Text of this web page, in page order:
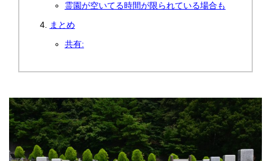
霊園が空いてる時間が限られている場合も
まとめ
共有: